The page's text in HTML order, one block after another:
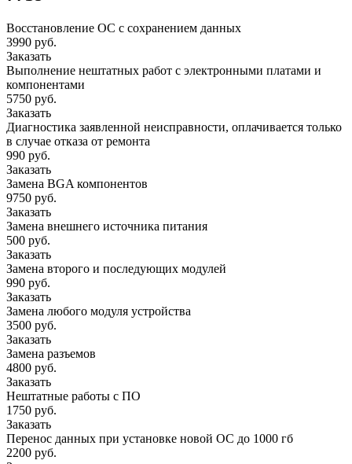
Восстановление ОС с сохранением данных
3990 руб.
Заказать
Выполнение нештатных работ с электронными платами и
компонентами
5750 руб.
Заказать
Диагностика заявленной неисправности, оплачивается только
в случае отказа от ремонта
990 руб.
Заказать
Замена BGA компонентов
9750 руб.
Заказать
Замена внешнего источника питания
500 руб.
Заказать
Замена второго и последующих модулей
990 руб.
Заказать
Замена любого модуля устройства
3500 руб.
Заказать
Замена разъемов
4800 руб.
Заказать
Нештатные работы с ПО
1750 руб.
Заказать
Перенос данных при установке новой ОС до 1000 гб
2200 руб.